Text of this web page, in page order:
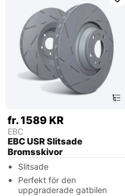
fr. 1589 KR
EBC
EBC USR Slitsade
Bromsskivor
Slitsade
Perfekt för den
uppgraderade gatbilen